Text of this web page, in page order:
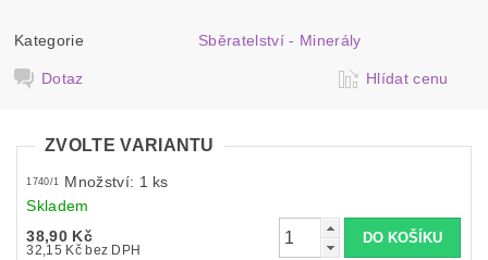
Kategorie Sběratelství - Minerály
Dotaz Hlídat cenu
ZVOLTE VARIANTU
1740/1 Množství: 1 ks
Skladem
38,90 Kč
32,15 Kč bez DPH